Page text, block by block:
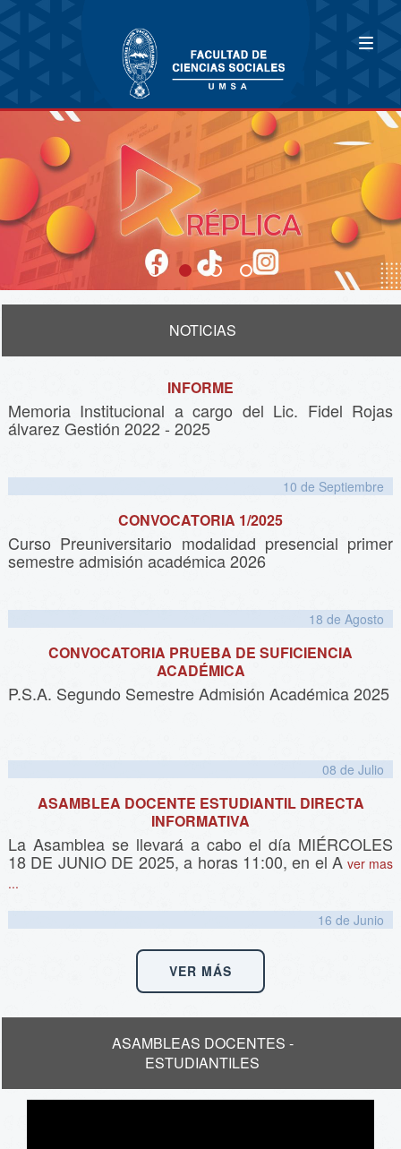
NOTICIAS
INFORME
Memoria Institucional a cargo del Lic. Fidel Rojas
álvarez Gestión 2022 - 2025
10 de Septiembre
CONVOCATORIA 1/2025
Curso Preuniversitario modalidad presencial primer
semestre admisión académica 2026
18 deAgosto
CONVOCATORIA PRUEBA DE SUFICIENCIA
ACADÉMICA
P.S.A. Segundo Semestre Admisión Académica 2025
08 deJulio
ASAMBLEA DOCENTE ESTUDIANTIL DIRECTA
INFORMATIVA
La Asamblea se llevará a cabo el día MIÉRCOLES
18 DE JUNIO DE 2025, a horas 11:00, en el A ver mas
...
16 deJunio
VER MÁS
ASAMBLEAS DOCENTES -
ESTUDIANTILES